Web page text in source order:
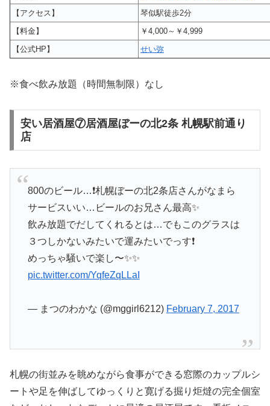
【アクセス】
琴似駅徒歩2分
【料金】
￥4,000～￥4,999
【公式HP】
せい弥
※食べ飲み放題（時間無制限）なし
安い居酒屋⑦居酒屋ぼーの北2条 札幌駅前通り
店
800のビール…❗️札幌ぼーの北2条店さんがなまら
サービスいい…ビールのお兄さん最高✨
飲み放題でだしてくれるとは…でもこのグラスは
３つしかないみたいで運みたいでっす❗️
めっちゃ騒いで楽し〜✨✨
pic.twitter.com/YqfeZqLLaI
— まつのわかな (@mggirl6212) February 7, 2017
札幌の街並みを眺めながら食事ができる窓際のカップルシ
ートや足を伸ばしてゆっくりと寛げる掘り炬燵の完全個室